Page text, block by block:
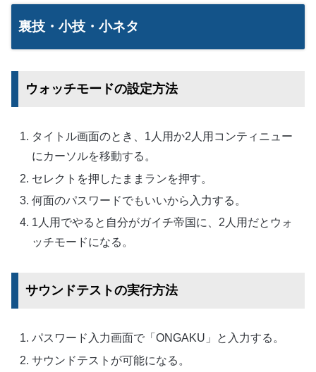
裏技・小技・小ネタ
ウォッチモードの設定方法
タイトル画面のとき、1人用か2人用コンティニュー
にカーソルを移動する。
セレクトを押したままランを押す。
何面のパスワードでもいいから入力する。
1人用でやると自分がガイチ帝国に、2人用だとウォ
ッチモードになる。
サウンドテストの実行方法
パスワード入力画面で「ONGAKU」と入力する。
サウンドテストが可能になる。